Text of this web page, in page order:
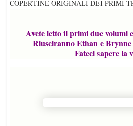
COPERTINE ORIGINALI DEI PRIMI
Avete letto il primi due volumi
Riusciranno Ethan e Brynne
Fateci sapere la